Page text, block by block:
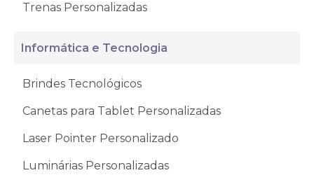
Trenas Personalizadas
Informática e Tecnologia
Brindes Tecnológicos
Canetas para Tablet Personalizadas
Laser Pointer Personalizado
Luminárias Personalizadas